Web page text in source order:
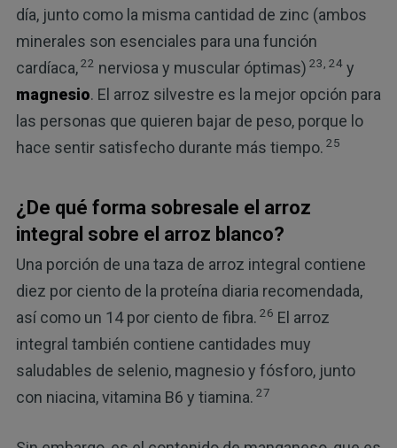
día, junto como la misma cantidad de zinc (ambos
minerales son esenciales para una función
cardíaca,22 nerviosa y muscular óptimas) 23, 24y
magnesio. El arroz silvestre es la mejor opción para
las personas que quieren bajar de peso, porque lo
hace sentir satisfecho durante más tiempo. 25
¿De qué forma sobresale el arroz
integral sobre el arroz blanco?
Una porción de una taza de arroz integral contiene
diez por ciento de la proteína diaria recomendada,
así como un 14 por ciento de fibra. 26 El arroz
integral también contiene cantidades muy
saludables de selenio, magnesio y fósforo, junto
con niacina, vitamina B6 y tiamina. 27